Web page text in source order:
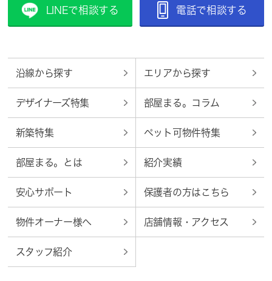
LINEで相談する 電話で相談する
沿線から探す エリアから探す
デザイナーズ特集 部屋まる。コラム
新築特集 ペット可物件特集
部屋まる。とは 紹介実績
安心サポート 保護者の方はこちら
物件オーナー様へ 店舗情報・アクセス
スタッフ紹介